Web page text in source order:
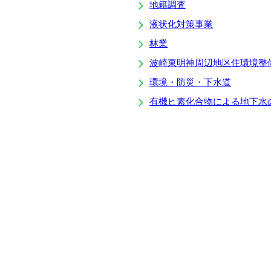
地籍調査
液状化対策事業
林業
波崎東明神周辺地区住環境整
環境・防災・下水道
有機ヒ素化合物による地下水